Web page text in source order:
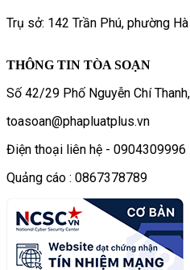
Trụ sở: 142 Trần Phú, phường
THÔNG TIN TÒA SOẠN
Số 42/29 Phố Nguyễn Chí
toasoan@phapluatplus.vn
Điện thoại liên hệ - 0904309996
Quảng cáo : 0867378789